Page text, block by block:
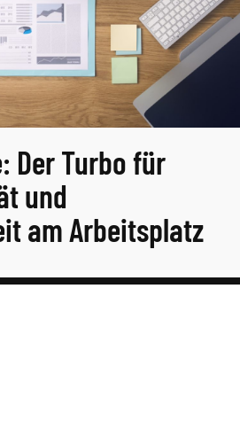
Der Turbo für
und
am Arbeitsplatz